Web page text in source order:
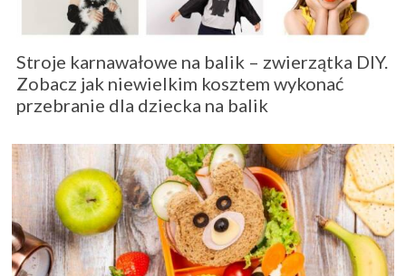
Stroje karnawałowe na balik – zwierzątka DIY.
Zobacz jak niewielkim kosztem wykonać
przebranie dla dziecka na balik